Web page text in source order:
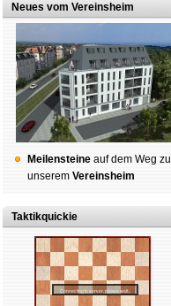
Neues vom Vereinsheim
Mei­len­stei­ne auf dem Weg zu
un­se­rem Ver­eins­heim
Taktikquickie